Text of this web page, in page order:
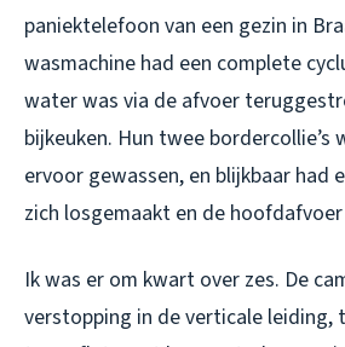
paniektelefoon van een gezin in
wasmachine had een complete
water was via de afvoer
bijkeuken. Hun twee bordercollie’s
ervoor gewassen, en blijkbaar had
zich losgemaakt en de
Ik was er om kwart over zes. De
verstopping in de verticale leiding,